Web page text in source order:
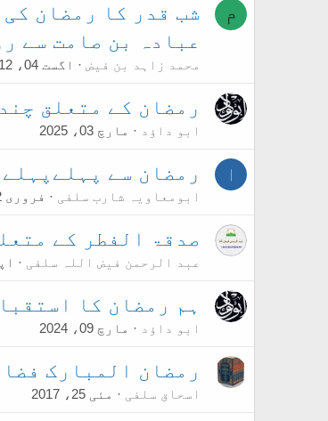
م
شب قدر کا رمضان
عبادہ بن صامت سے
محمد زاہد بن فیض اگست 04، 2012
رمضان کے متعلق
ابو داؤد مارچ 03، 2025
ا رمضان سے
ابومعاویہ شارب سلفی فروری 12، 2025
صدقۃ الفطر کے متعلق 60 مختصر
عبد الرحمن فيض اللہ سلفی
ہم رمضان کا
ابو داؤد مارچ 09، 2024
رمضان المبارک
اسحاق سلفی مئی 25، 2017